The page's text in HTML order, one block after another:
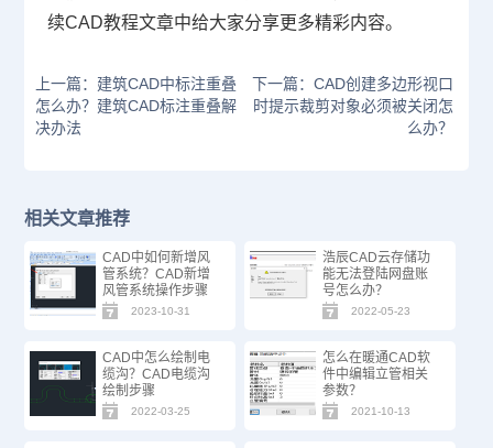
续CAD教程文章中给大家分享更多精彩内容。
上一篇：建筑CAD中标注重叠
怎么办？建筑CAD标注重叠解
决办法
下一篇：CAD创建多边形视口
时提示裁剪对象必须被关闭怎
么办？
相关文章推荐
CAD中如何新增风
管系统？CAD新增
风管系统操作步骤
2023-10-31
浩辰CAD云存储功
能无法登陆网盘账
号怎么办？
2022-05-23
CAD中怎么绘制电
缆沟？CAD电缆沟
绘制步骤
2022-03-25
怎么在暖通CAD软
件中编辑立管相关
参数？
2021-10-13